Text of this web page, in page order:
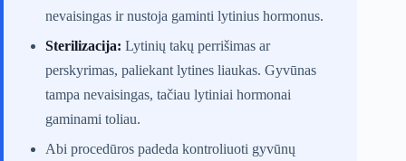
nevaisingas ir nustoja gaminti lytinius hormonus.
Sterilizacija: Lytinių takų perrišimas ar
perskyrimas, paliekant lytines liaukas. Gyvūnas
tampa nevaisingas, tačiau lytiniai hormonai
gaminami toliau.
Abi procedūros padeda kontroliuoti gyvūnų